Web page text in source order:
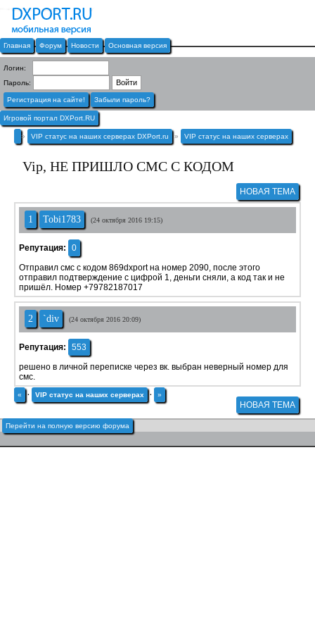
Главная Форум Новости Основная версия
Логин:
Пароль:
Регистрация на сайте! Забыли пароль?
Игровой портал DXPort.RU
» VIP статус на наших серверах DXPort.ru » VIP статус на наших серверах
Vip, НЕ ПРИШЛО СМС С КОДОМ
НОВАЯ ТЕМА
1 Tobi1783 (24 октября 2016 19:15)
Репутация:
0
Отправил смс с кодом 869dxport на номер 2090, после этого
отправил подтверждение с цифрой 1, деньги сняли, а код так и не
пришёл. Номер +79782187017
2 `div (24 октября 2016 20:09)
Репутация:
553
решено в личной переписке через вк. выбран неверный номер для
смс.
« · VIP статус на наших серверах · »
НОВАЯ ТЕМА
Перейти на полную версию форума